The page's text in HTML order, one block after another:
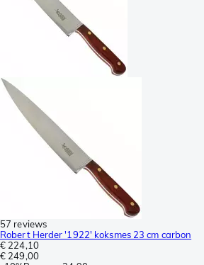
57 reviews
Robert Herder '1922' koksmes 23 cm carbon
€ 224,10
€ 249,00